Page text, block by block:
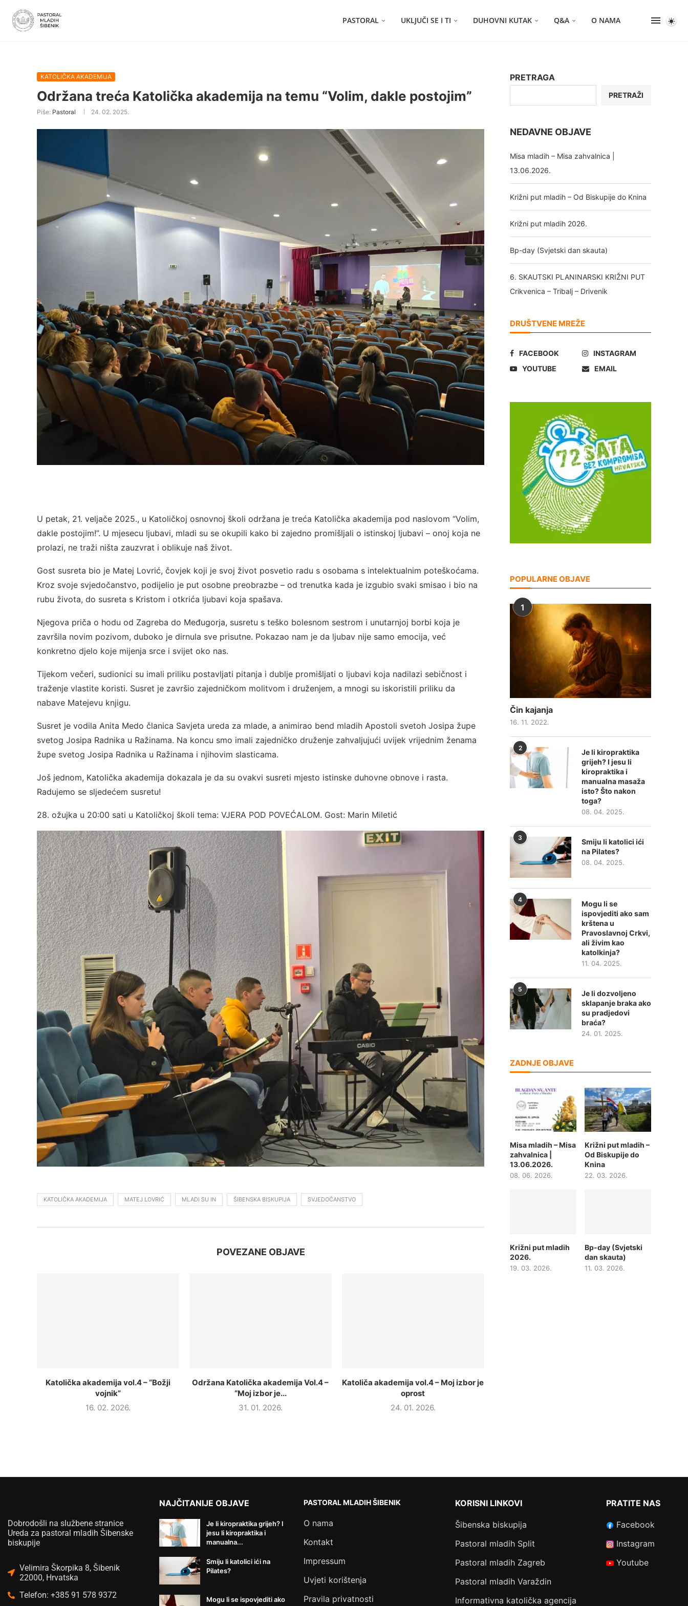
PASTORAL UKLJUČI SE I TI DUHOVNI KUTAK Q&A O NAMA
KATOLIČKA AKADEMIJA
Održana treća Katolička akademija na temu “Volim, dakle postojim”
Piše: Pastoral 24. 02. 2025.
U petak, 21. veljače 2025., u Katoličkoj osnovnoj školi održana je treća Katolička akademija pod naslovom “Volim,
dakle postojim!”. U mjesecu ljubavi, mladi su se okupili kako bi zajedno promišljali o istinskoj ljubavi – onoj koja ne
prolazi, ne traži ništa zauzvrat i oblikuje naš život.
Gost susreta bio je Matej Lovrić, čovjek koji je svoj život posvetio radu s osobama s intelektualnim poteškoćama.
Kroz svoje svjedočanstvo, podijelio je put osobne preobrazbe – od trenutka kada je izgubio svaki smisao i bio na
rubu života, do susreta s Kristom i otkrića ljubavi koja spašava.
Njegova priča o hodu od Zagreba do Međugorja, susretu s teško bolesnom sestrom i unutarnjoj borbi koja je
završila novim pozivom, duboko je dirnula sve prisutne. Pokazao nam je da ljubav nije samo emocija, već
konkretno djelo koje mijenja srce i svijet oko nas.
Tijekom večeri, sudionici su imali priliku postavljati pitanja i dublje promišljati o ljubavi koja nadilazi sebičnost i
traženje vlastite koristi. Susret je završio zajedničkom molitvom i druženjem, a mnogi su iskoristili priliku da
nabave Matejevu knjigu.
Susret je vodila Anita Medo članica Savjeta ureda za mlade, a animirao bend mladih Apostoli svetoh Josipa župe
svetog Josipa Radnika u Ražinama. Na koncu smo imali zajedničko druženje zahvaljujući uvijek vrijednim ženama
župe svetog Josipa Radnika u Ražinama i njihovim slasticama.
Još jednom, Katolička akademija dokazala je da su ovakvi susreti mjesto istinske duhovne obnove i rasta.
Radujemo se sljedećem susretu!
28. ožujka u 20:00 sati u Katoličkoj školi tema: VJERA POD POVEĆALOM. Gost: Marin Miletić
KATOLIČKA AKADEMIJA MATEJ LOVRIĆ MLADI SU IN ŠIBENSKA BISKUPIJA SVJEDOČANSTVO
POVEZANE OBJAVE
Katolička akademija vol.4 – “Božji
vojnik”
16. 02. 2026.
Održana Katolička akademija Vol.4 –
“Moj izbor je...
31. 01. 2026.
Katoliča akademija vol.4 – Moj izbor je
oprost
24. 01. 2026.
PRETRAGA
PRETRAŽI
NEDAVNE OBJAVE
Misa mladih – Misa zahvalnica |
13.06.2026.
Križni put mladih – Od Biskupije do Knina
Križni put mladih 2026.
Bp-day (Svjetski dan skauta)
6. SKAUTSKI PLANINARSKI KRIŽNI PUT
Crikvenica – Tribalj – Drivenik
DRUŠTVENE MREŽE
FACEBOOK
INSTAGRAM
YOUTUBE
EMAIL
POPULARNE OBJAVE
1
Čin kajanja
16. 11. 2022.
2
Je li kiropraktika
grijeh? I jesu li
kiropraktika i
manualna masaža
isto? Što nakon
toga?
08. 04. 2025.
3
Smiju li katolici ići
na Pilates?
08. 04. 2025.
4
Mogu li se
ispovjediti ako sam
krštena u
Pravoslavnoj Crkvi,
ali živim kao
katolkinja?
11. 04. 2025.
5
Je li dozvoljeno
sklapanje braka ako
su pradjedovi
braća?
24. 01. 2025.
ZADNJE OBJAVE
Misa mladih – Misa
zahvalnica |
13.06.2026.
08. 06. 2026.
Križni put mladih –
Od Biskupije do
Knina
22. 03. 2026.
Križni put mladih
2026.
19. 03. 2026.
Bp-day (Svjetski
dan skauta)
11. 03. 2026.
Dobrodošli na službene stranice
Ureda za pastoral mladih Šibenske
biskupije
Velimira Škorpika 8, Šibenik
22000, Hrvatska
Telefon: +385 91 578 9372
NAJČITANIJE OBJAVE
Je li kiropraktika grijeh? I
jesu li kiropraktika i
manualna...
Smiju li katolici ići na
Pilates?
Mogu li se ispovjediti ako
PASTORAL MLADIH ŠIBENIK
O nama
Kontakt
Impressum
Uvjeti korištenja
Pravila privatnosti
KORISNI LINKOVI
Šibenska biskupija
Pastoral mladih Split
Pastoral mladih Zagreb
Pastoral mladih Varaždin
Informativna katolička agencija
PRATITE NAS
Facebook
Instagram
Youtube